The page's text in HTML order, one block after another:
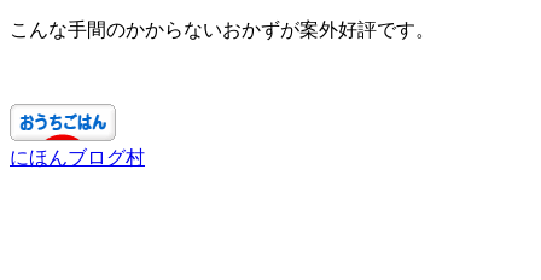
こんな手間のかからないおかずが案外好評です。
にほんブログ村